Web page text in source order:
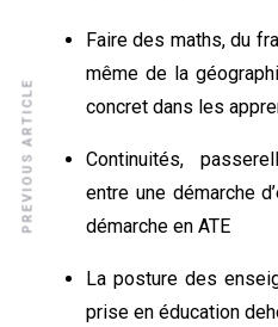
Faire des maths, du
même de la
concret dans les
Continuités,
entre une démarche
démarche en ATE
La posture des
prise en éducation
PREVIOUS ARTICLE